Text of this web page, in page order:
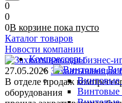
0
0
0В корзине пока пусто
Каталог товаров
Компрессоры
Винтовые
Винтовые
Новости компании
27.05.2026 Захватывающая
В отделе продаж
оборудования